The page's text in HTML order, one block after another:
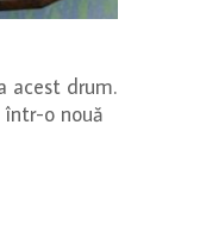
acest drum.
într-o nouă